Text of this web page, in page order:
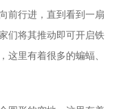
前行进，直到看到一扇
们将其推动即可开启铁
这里有着很多的蝙蝠、